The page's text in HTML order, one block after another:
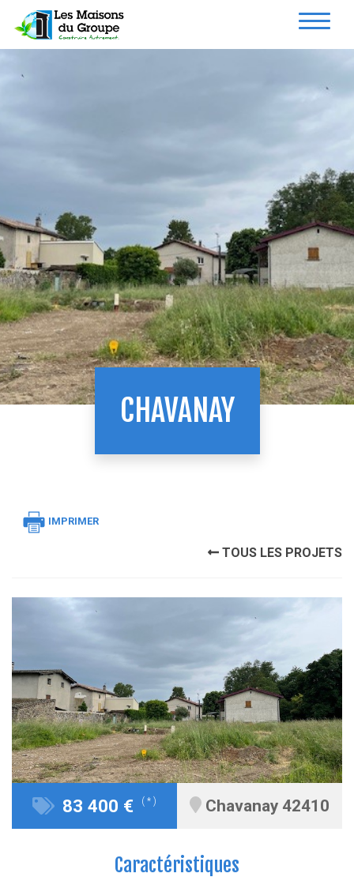
CHAVANAY
IMPRIMER
TOUS LES PROJETS
83 400 € ( * ) Chavanay 42410
Caractéristiques